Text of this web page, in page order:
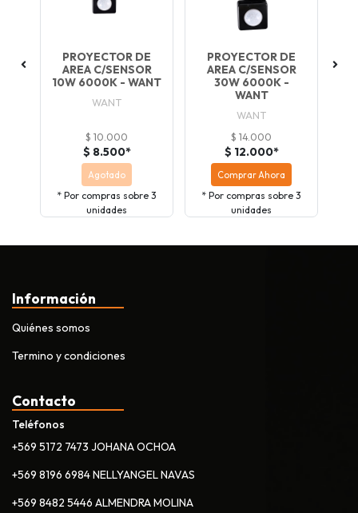
PROYECTOR DE
AREA C/SENSOR
10W 6000K - WANT
WANT
$ 10.000
$ 8.500*
Agotado
* Por compras sobre 3
unidades
PROYECTOR DE
AREA C/SENSOR
30W 6000K -
WANT
WANT
$ 14.000
$ 12.000*
Comprar Ahora
* Por compras sobre 3
unidades
Información
Quiénes somos
Termino y condiciones
Contacto
Teléfonos
+569 5172 7473 JOHANA OCHOA
+569 8196 6984 NELLYANGEL NAVAS
+569 8482 5446 ALMENDRA MOLINA